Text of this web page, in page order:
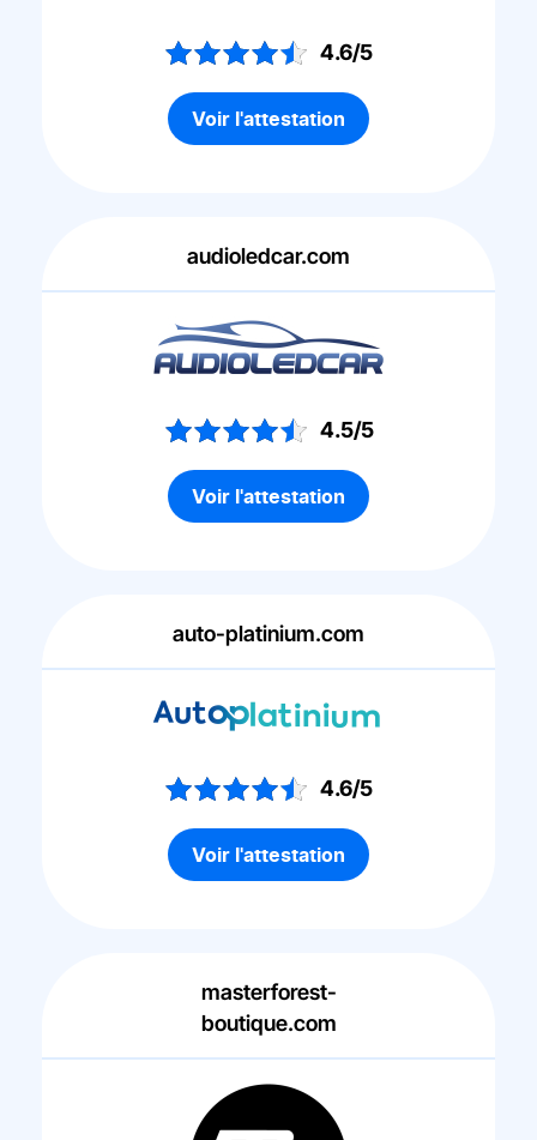
4.6/5
Voir l'attestation
audioledcar.com
4.5/5
Voir l'attestation
auto-platinium.com
4.6/5
Voir l'attestation
masterforest-
boutique.com